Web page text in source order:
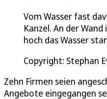
Vom Wasser fast
Kanzel. An der
hoch das Wasser
Copyright: Stephan
Zehn Firmen seien
Angebote eingegangen